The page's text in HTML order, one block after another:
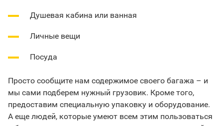
Душевая кабина или ванная
Личные вещи
Посуда
Просто сообщите нам содержимое своего багажа – и
мы сами подберем нужный грузовик. Кроме того,
предоставим специальную упаковку и оборудование.
А еще людей, которые умеют всем этим пользоваться